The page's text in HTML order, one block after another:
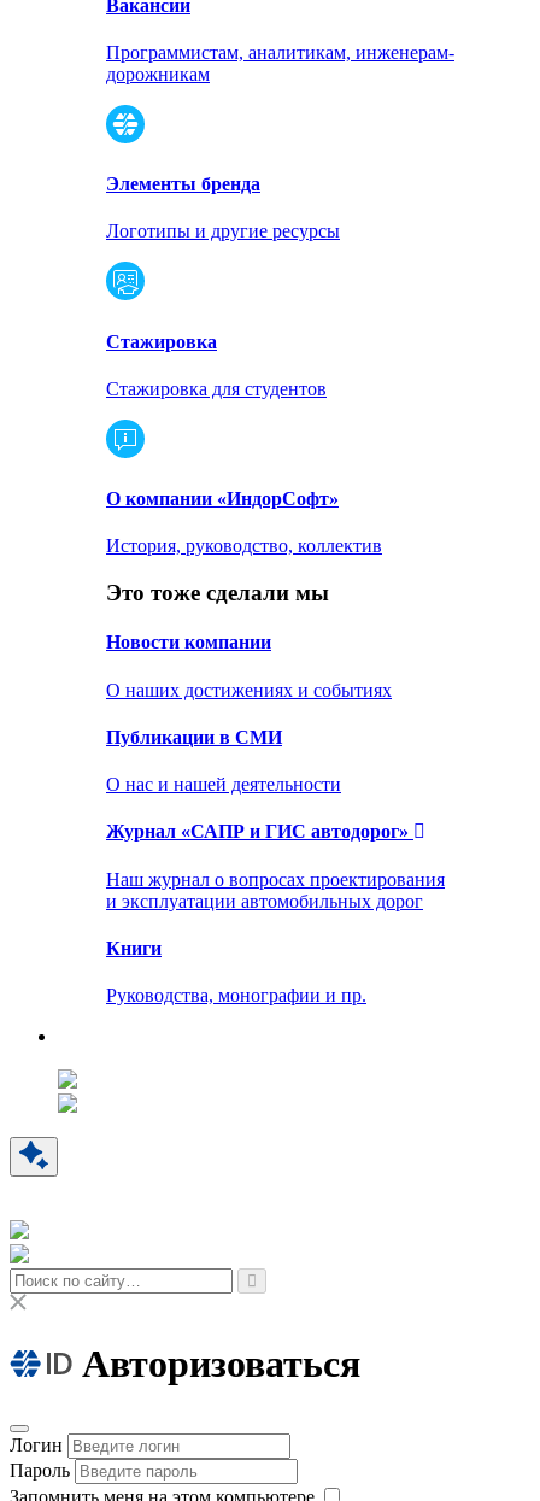
Вакансии
Программистам, аналитикам, инженерам-
дорожникам
Элементы бренда
Логотипы и другие ресурсы
Стажировка
Стажировка для студентов
О компании «ИндорСофт»
История, руководство, коллектив
Это тоже сделали мы
Новости компании
О наших достижениях и событиях
Публикации в СМИ
О нас и нашей деятельности
Журнал «САПР и ГИС автодорог»
Наш журнал о вопросах проектирования
и эксплуатации автомобильных дорог
Книги
Руководства, монографии и пр.
Авторизоваться
Логин
Пароль